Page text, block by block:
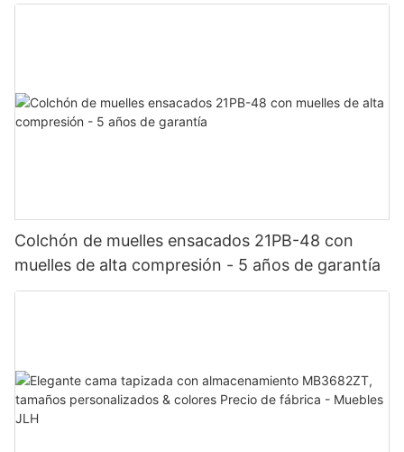
Colchón de muelles ensacados 21PB-48 con
muelles de alta compresión - 5 años de garantía